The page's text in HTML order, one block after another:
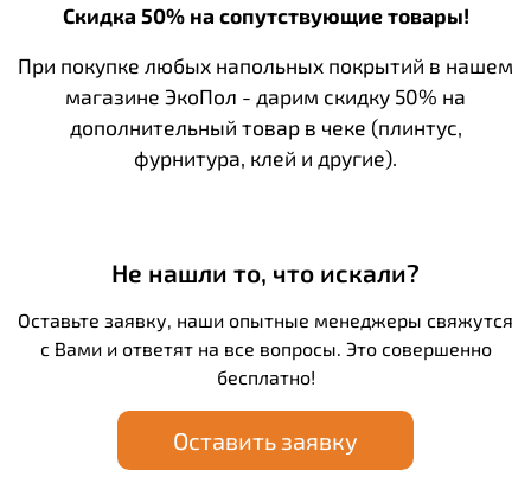
Скидка 50% на сопутствующие товары!
При покупке любых напольных покрытий в нашем
магазине ЭкоПол - дарим скидку 50% на
дополнительный товар в чеке (плинтус,
фурнитура, клей и другие).
Не нашли то, что искали?
Оставьте заявку, наши опытные менеджеры свяжутся
с Вами и ответят на все вопросы. Это совершенно
бесплатно!
Оставить заявку